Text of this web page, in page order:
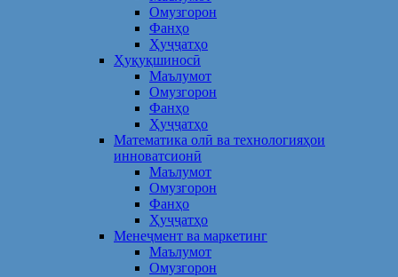
Омузгорон
Фанҳо
Ҳуҷҷатҳо
Ҳуқуқшиносӣ
Маълумот
Омузгорон
Фанҳо
Ҳуҷҷатҳо
Математика олӣ ва технологияҳои
инноватсионӣ
Маълумот
Омузгорон
Фанҳо
Ҳуҷҷатҳо
Менеҷмент ва маркетинг
Маълумот
Омузгорон